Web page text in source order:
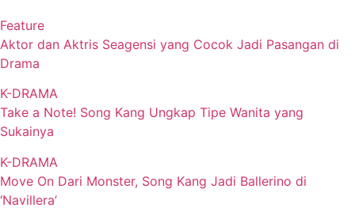
Feature
Aktor dan Aktris Seagensi yang Cocok Jadi Pasangan di
Drama
K-DRAMA
Take a Note! Song Kang Ungkap Tipe Wanita yang
Sukainya
K-DRAMA
Move On Dari Monster, Song Kang Jadi Ballerino di
‘Navillera’